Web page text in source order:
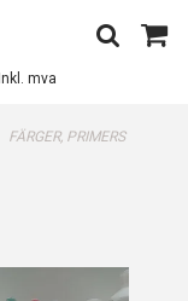
Inkl. mva
FÄRGER, PRIMERS